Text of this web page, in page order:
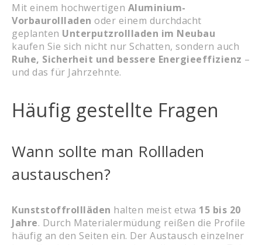
Mit einem hochwertigen Aluminium-
Vorbaurollladen oder einem durchdacht
geplanten Unterputzrollladen im Neubau
kaufen Sie sich nicht nur Schatten, sondern auch
Ruhe, Sicherheit und bessere Energieeffizienz –
und das für Jahrzehnte.
Häufig gestellte Fragen
Wann sollte man Rollladen
austauschen?
Kunststoffrollläden halten meist etwa 15 bis 20
Jahre. Durch Materialermüdung reißen die Profile
häufig an den Seiten ein. Der Austausch einzelner